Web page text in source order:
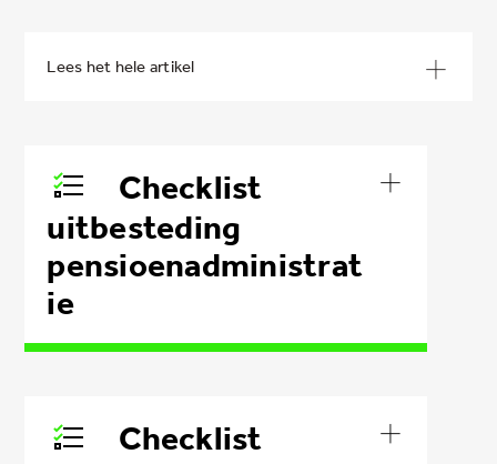
Checklist
uitbesteding
pensioenadministrat
ie
Checklist